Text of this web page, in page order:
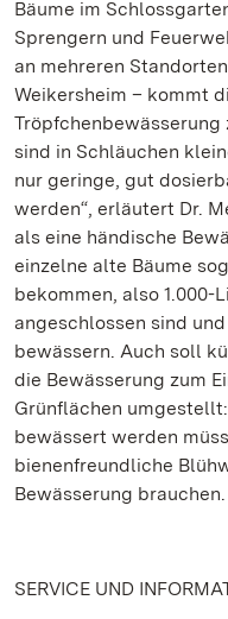
Bäume im
Sprengern und
an mehreren
Weikersheim – kommt
Tröpfchenbewässerung
sind in Schläuchen
nur geringe, gut
werden“, erläutert Dr.
als eine händische
einzelne alte Bäume
bekommen, also 1.000-
angeschlossen sind
bewässern. Auch soll
die Bewässerung zum
Grünflächen
bewässert werden
bienenfreundliche
Bewässerung brauchen.
SERVICE UND